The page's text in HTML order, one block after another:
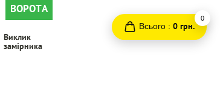
ВОРОТА
Виклик
замірника
Всього : 0 грн.
0